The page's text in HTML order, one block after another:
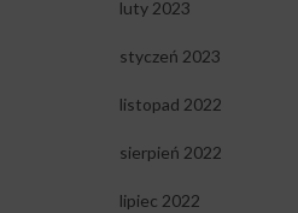
luty 2023
styczeń 2023
listopad 2022
sierpień 2022
lipiec 2022